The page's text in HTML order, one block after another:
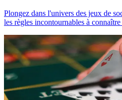
Plongez dans l'univers des jeux de
les règles incontournables à